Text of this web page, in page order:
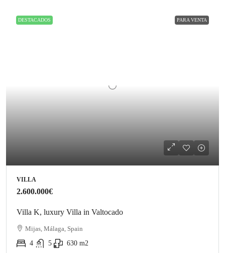
DESTACADOS PARA VENTA
VILLA
2.600.000€
Villa K, luxury Villa in Valtocado
Mijas, Málaga, Spain
4
5 630 m2